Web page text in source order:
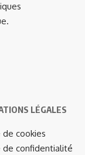
LÉGALES
cookies
de confidentialité